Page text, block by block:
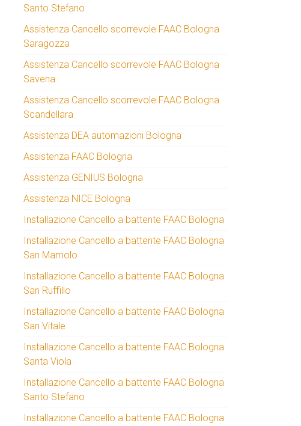
Santo Stefano
Assistenza Cancello scorrevole FAAC Bologna
Saragozza
Assistenza Cancello scorrevole FAAC Bologna
Savena
Assistenza Cancello scorrevole FAAC Bologna
Scandellara
Assistenza DEA automazioni Bologna
Assistenza FAAC Bologna
Assistenza GENIUS Bologna
Assistenza NICE Bologna
Installazione Cancello a battente FAAC Bologna
Installazione Cancello a battente FAAC Bologna
San Mamolo
Installazione Cancello a battente FAAC Bologna
San Ruffillo
Installazione Cancello a battente FAAC Bologna
San Vitale
Installazione Cancello a battente FAAC Bologna
Santa Viola
Installazione Cancello a battente FAAC Bologna
Santo Stefano
Installazione Cancello a battente FAAC Bologna